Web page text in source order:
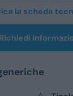
la scheda
Richiedi